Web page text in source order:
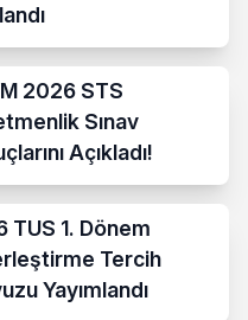
2026 STS
Sınav
Açıkladı!
TUS 1. Dönem
Tercih
Yayımlandı